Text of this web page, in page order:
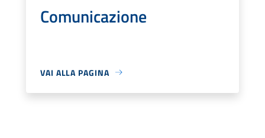
Comunicazione
VAI ALLA PAGINA